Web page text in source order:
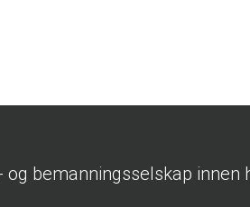
bemanningsselskap innen